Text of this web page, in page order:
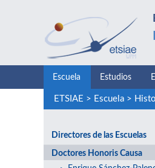
Escuela Estudios
ETSIAE > Escuela>
Directores de las Escuelas
Doctores Honoris Causa